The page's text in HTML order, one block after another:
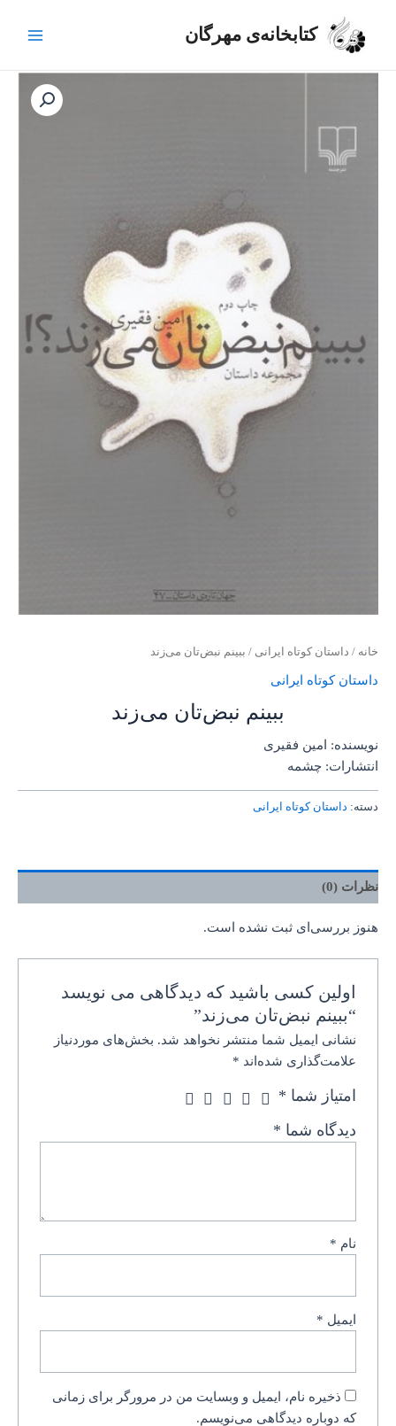
کتابخانه‌ی مهرگان
خانه / داستان کوتاه ایرانی / ببینم نبض‌تان می‌زند
داستان کوتاه ایرانی
ببینم نبض‌تان می‌زند
نویسنده: امین فقیری
انتشارات: چشمه
دسته: داستان کوتاه ایرانی
نظرات (0)
هنوز بررسی‌ای ثبت نشده است.
اولین کسی باشید که دیدگاهی می نویسد
“ببینم نبض‌تان می‌زند”
نشانی ایمیل شما منتشر نخواهد شد. بخش‌های موردنیاز
علامت‌گذاری شده‌اند *
امتیاز شما *
دیدگاه شما *
نام *
ایمیل *
ذخیره نام، ایمیل و وبسایت من در مرورگر برای زمانی
که دوباره دیدگاهی می‌نویسم.